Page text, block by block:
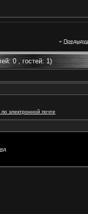
«
0 , гостей: 1)
электронной почте